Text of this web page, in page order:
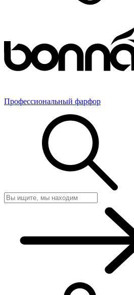
Профессиональный фарфор